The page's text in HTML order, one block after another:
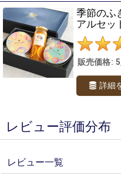
季節のふ
アルセッ
販売価格:
詳細
レビュー評価分布
レビュー一覧